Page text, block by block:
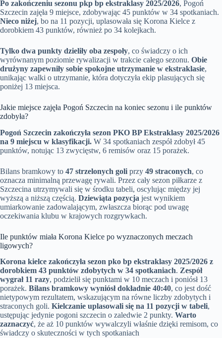
Po zakończeniu sezonu pkp bp ekstraklasy 2025/2026, Pogoń
Szczecin zajęła 9 miejsce, zdobywając 45 punktów w 34 spotkaniach.
Nieco niżej, bo na 11 pozycji, uplasowała się Korona Kielce z
dorobkiem 43 punktów, również po 34 kolejkach.
Tylko dwa punkty dzieliły oba zespoły, co świadczy o ich
wyrównanym poziomie rywalizacji w trakcie całego sezonu. Obie
drużyny zapewniły sobie spokojne utrzymanie w ekstraklasie,
unikając walki o utrzymanie, która dotyczyła ekip plasujących się
poniżej 13 miejsca.
Jakie miejsce zajęła Pogoń Szczecin na koniec sezonu i ile punktów
zdobyła?
Pogoń Szczecin zakończyła sezon PKO BP Ekstraklasy 2025/2026
na 9 miejscu w klasyfikacji. W 34 spotkaniach zespół zdobył 45
punktów, notując 13 zwycięstw, 6 remisów oraz 15 porażek.
Bilans bramkowy to 47 strzelonych goli przy 49 straconych, co
oznacza minimalną przewagę rywali. Przez cały sezon piłkarze z
Szczecina utrzymywali się w środku tabeli, oscylując między jej
wyższą a niższą częścią. Dziewiąta pozycja jest wynikiem
umiarkowanie zadowalającym, zwłaszcza biorąc pod uwagę
oczekiwania klubu w krajowych rozgrywkach.
Ile punktów miała Korona Kielce po wyznaczonych meczach
ligowych?
Korona kielce zakończyła sezon pko bp ekstraklasy 2025/2026 z
dorobkiem 43 punktów zdobytych w 34 spotkaniach. Zespół
wygrał 11 razy, podzielił się punktami w 10 meczach i poniósł 13
porażek. Bilans bramkowy wyniósł dokładnie 40:40, co jest dość
nietypowym rezultatem, wskazującym na równe liczby zdobytych i
straconych goli. Kielczanie uplasowali się na 11 pozycji w tabeli,
ustępując jedynie pogoni szczecin o zaledwie 2 punkty. Warto
zaznaczyć, że aż 10 punktów wywalczyli właśnie dzięki remisom, co
świadczy o skuteczności w tych spotkaniach